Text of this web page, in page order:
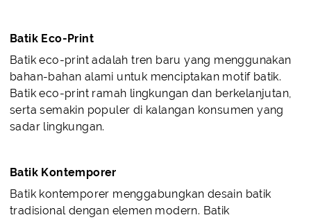
Batik Eco-Print
Batik eco-print adalah tren baru yang menggunakan
bahan-bahan alami untuk menciptakan motif batik.
Batik eco-print ramah lingkungan dan berkelanjutan,
serta semakin populer di kalangan konsumen yang
sadar lingkungan.
Batik Kontemporer
Batik kontemporer menggabungkan desain batik
tradisional dengan elemen modern. Batik